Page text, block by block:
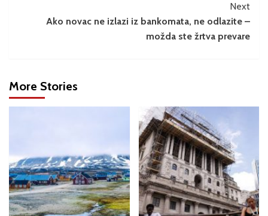
Next
Ako novac ne izlazi iz bankomata, ne odlazite –
možda ste žrtva prevare
More Stories